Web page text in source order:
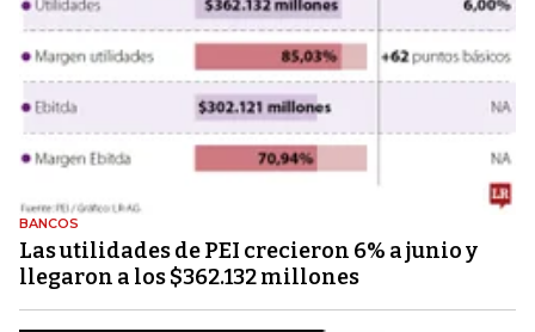
BANCOS
Las utilidades de PEI crecieron 6% a junio y
llegaron a los $362.132 millones